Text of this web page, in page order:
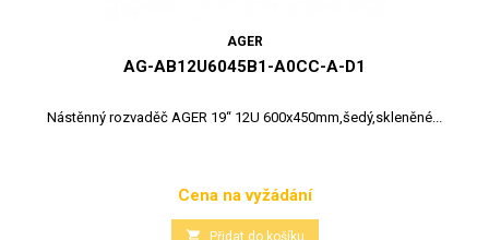
AGER
AG-AB12U6045B1-A0CC-A-D1
Nástěnný rozvaděč AGER 19“ 12U 600x450mm,šedý,skleněné...
Cena
Cena na vyžádání
 Přidat do košíku